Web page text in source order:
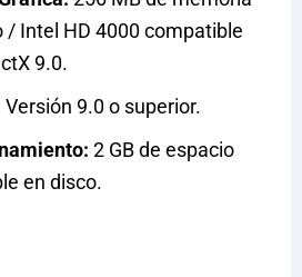
/ Intel HD 4000 compatible
9.0.
Versión 9.0 o superior.
2 GB de espacio
en disco.